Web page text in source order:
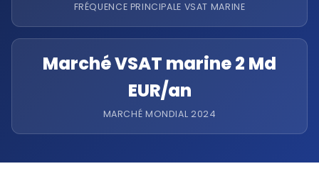
FRÉQUENCE PRINCIPALE VSAT MARINE
Marché VSAT marine 2 Md
EUR/an
MARCHÉ MONDIAL 2024